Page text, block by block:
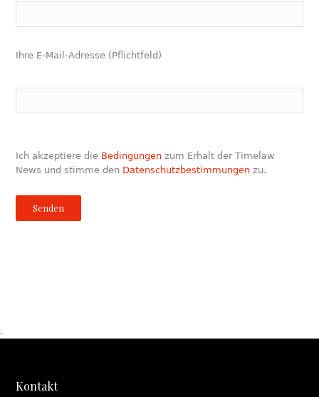
Ihre E-Mail-Adresse (Pflichtfeld)
Ich akzeptiere die Bedingungen zum Erhalt der Timelaw
News und stimme den Datenschutzbestimmungen zu.
.
Kontakt